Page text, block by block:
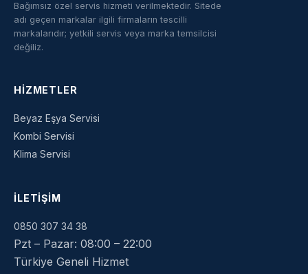
Bağımsız özel servis hizmeti verilmektedir. Sitede
adı geçen markalar ilgili firmaların tescilli
markalarıdır; yetkili servis veya marka temsilcisi
değiliz.
HIZMETLER
Beyaz Eşya Servisi
Kombi Servisi
Klima Servisi
İLETIŞIM
0850 307 34 38
Pzt – Pazar: 08:00 – 22:00
Türkiye Geneli Hizmet